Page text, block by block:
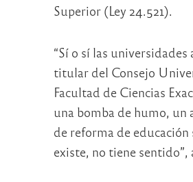
Superior (Ley 24.521).
“Sí o sí las
titular del Consejo
Facultad de Ciencias
una bomba de humo, un
de reforma de
existe, no tiene sentido”,